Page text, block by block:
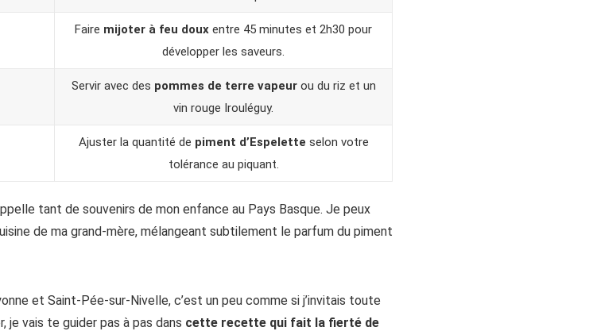
Faire mijoter à feu doux entre 45 minutes et 2h30 pour
développer les saveurs.
Servir avec des pommes de terre vapeurou du riz et un
vin rouge Irouléguy.
Ajuster la quantité de piment d’Espelette selon votre
tolérance au piquant.
tant de souvenirs de mon enfance au Pays Basque. Je peux
de ma grand-mère, mélangeant subtilement le parfum du piment
et Saint-Pée-sur-Nivelle, c’est un peu comme si j’invitais toute
je vais te guider pas à pas dans cette recette qui fait la fierté de